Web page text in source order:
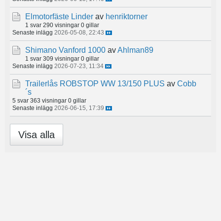
Elmotorfäste Linder av henriktorner
1 svar 290 visningar 0 gillar
Senaste inlägg 2026-05-08, 22:43
Shimano Vanford 1000 avAhlman89
1 svar 309 visningar 0 gillar
Senaste inlägg 2026-07-23, 11:34
Trailerlås ROBSTOP WW 13/150 PLUS av Cobb
´s
5 svar 363 visningar 0 gillar
Senaste inlägg 2026-06-15, 17:39
Visa alla